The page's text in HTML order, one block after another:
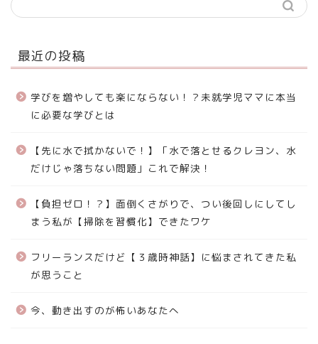
最近の投稿
学びを増やしても楽にならない！？未就学児ママに本当
に必要な学びとは
【先に水で拭かないで！】「水で落とせるクレヨン、水
だけじゃ落ちない問題」これで解決！
【負担ゼロ！？】面倒くさがりで、つい後回しにしてし
まう私が【掃除を習慣化】できたワケ
フリーランスだけど【３歳時神話】に悩まされてきた私
が思うこと
今、動き出すのが怖いあなたへ